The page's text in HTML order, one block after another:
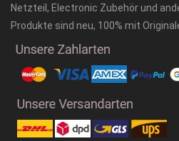
Netzteil, Electronic Zubehör und
Produkte sind neu, 100% mit